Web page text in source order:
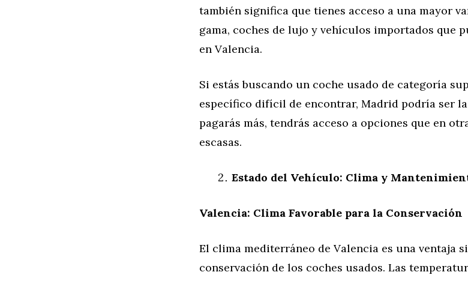
también significa que tienes acceso a una mayor
gama, coches de lujo y vehículos importados que
en Valencia.
Si estás buscando un coche usado de categoría
específico difícil de encontrar, Madrid podría ser
pagarás más, tendrás acceso a opciones que en
escasas.
Estado del Vehículo: Clima y
Valencia: Clima Favorable para la Conservación
El clima mediterráneo de Valencia es una ventaja
conservación de los coches usados. Las